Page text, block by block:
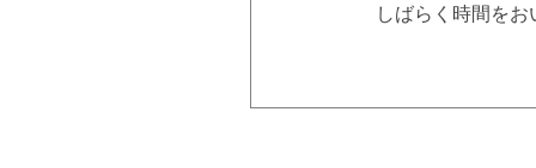
しばらく時間を